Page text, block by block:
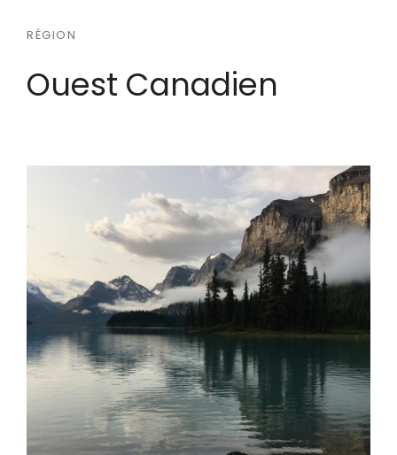
RÉGION
Ouest Canadien